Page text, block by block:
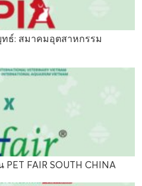
ธ์: สมาคมอุตสาหกรรม
FAIR SOUTH CHINA